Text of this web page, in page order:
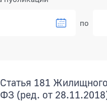
по
Статья 181
ФЗ (ред. от